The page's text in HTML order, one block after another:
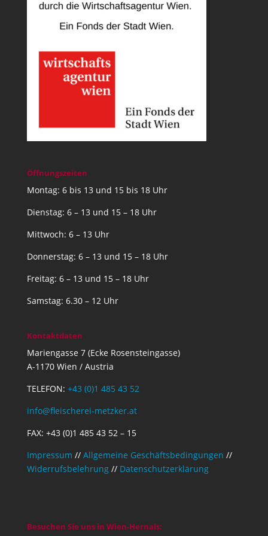
Öffnungszeiten
Montag: 6 bis 13 und 15 bis 18 Uhr
Dienstag: 6 – 13 und 15 – 18 Uhr
Mittwoch: 6 – 13 Uhr
Donnerstag: 6 – 13 und 15 – 18 Uhr
Freitag: 6 – 13 und 15 – 18 Uhr
Samstag: 6.30 – 12 Uhr
Kontaktdaten
Mariengasse 7 (Ecke Rosensteingasse)
A-1170 Wien / Austria
TELEFON: +43 (0)1 485 43 52
info@fleischerei-metzker.at
FAX: +43 (0)1 485 43 52 – 15
Impressum // Allgemeine Geschäftsbedingungen //
Widerrufsbelehrung// Datenschutzerklärung
Besuchen Sie uns in Wien-Hernals: